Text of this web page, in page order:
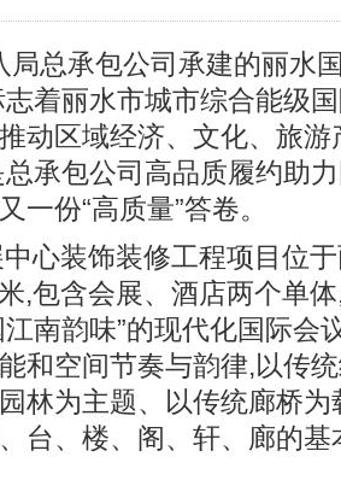
局总承包公司承建的丽水
着丽水市城市综合能级
动区域经济、文化、旅
承包公司高品质履约助
一份“高质量”答卷。
心装饰装修工程项目位
,包含会展、酒店两个单
南韵味”的现代化国际会
和空间节奏与韵律,以传
林为主题、以传统廊桥
台、楼、阁、轩、廊的基